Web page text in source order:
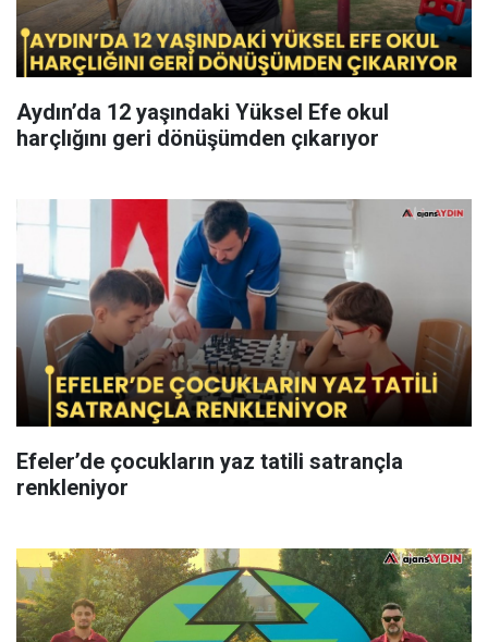
Aydın’da 12 yaşındaki Yüksel Efe okul
harçlığını geri dönüşümden çıkarıyor
Efeler’de çocukların yaz tatili satrançla
renkleniyor